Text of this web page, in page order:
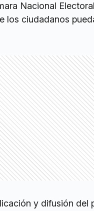
Nacional
los ciudadanos
y difusión del